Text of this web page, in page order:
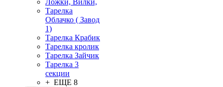
Ложки, Вилки,
Тарелка
Облачко ( Завод
1)
Тарелка Крабик
Тарелка кролик
Тарелка Зайчик
Тарелка 3
секции
+ ЕЩЕ 8